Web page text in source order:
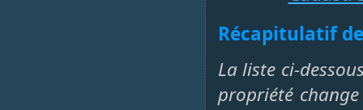
Récapitulatif
La liste ci-
propriété